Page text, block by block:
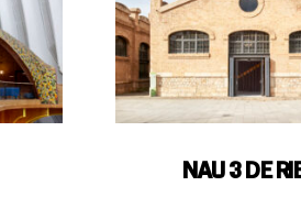
NAU 3 DE